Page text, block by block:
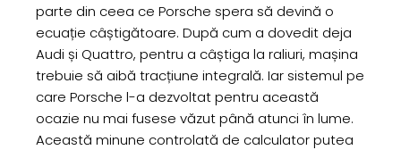
parte din ceea ce Porsche spera să devină o
ecuație câștigătoare. După cum a dovedit deja
Audi și Quattro, pentru a câștiga la raliuri, mașina
trebuie să aibă tracțiune integrală. Iar sistemul pe
care Porsche l-a dezvoltat pentru această
ocazie nu mai fusese văzut până atunci în lume.
Această minune controlată de calculator putea